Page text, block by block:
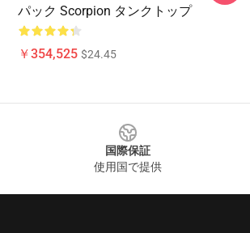
パック Scorpion タンクトップ
￥354,525 $24.45
国際保証
使用国で提供